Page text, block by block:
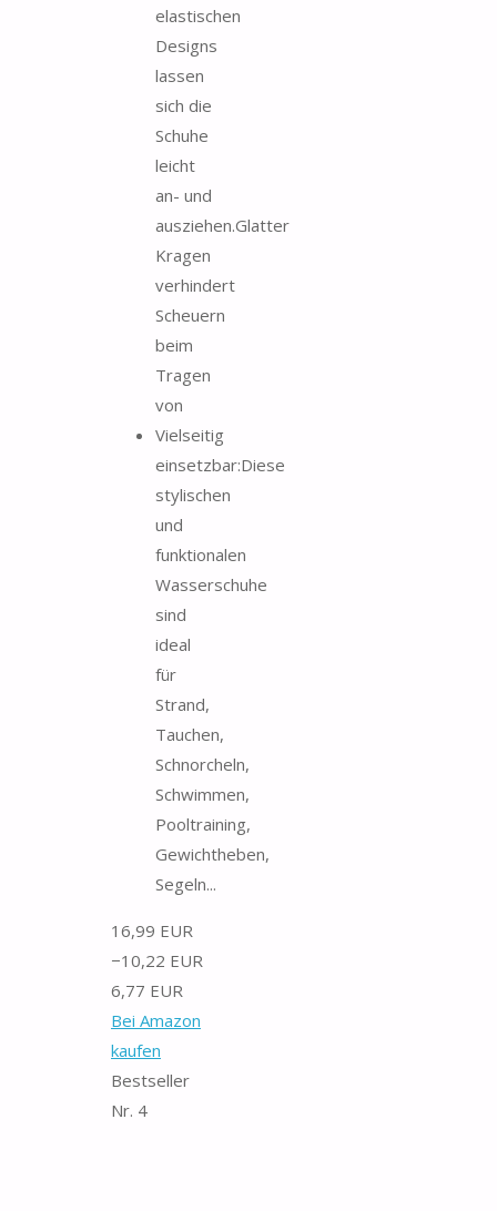
elastischen
Designs
lassen
sich die
Schuhe
leicht
an- und
ausziehen.Glatter
Kragen
verhindert
Scheuern
beim
Tragen
von
Vielseitig
einsetzbar:Diese
stylischen
und
funktionalen
Wasserschuhe
sind
ideal
für
Strand,
Tauchen,
Schnorcheln,
Schwimmen,
Pooltraining,
Gewichtheben,
Segeln...
16,99 EUR
−10,22 EUR
6,77 EUR
Bei Amazon
kaufen
Bestseller
Nr. 4